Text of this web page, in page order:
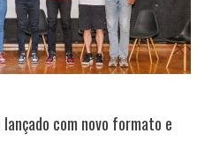
com novo formato e